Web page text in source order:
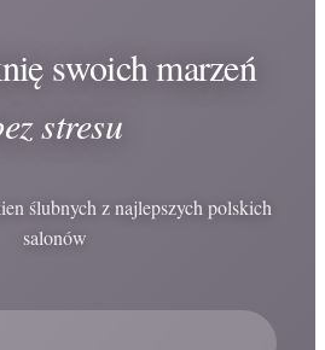
swoich marzeń
stresu
ślubnych z najlepszych polskich
salonów